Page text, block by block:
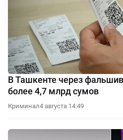
В Ташкенте через
более 4,7 млрд сумов
Криминал4 августа 14:49